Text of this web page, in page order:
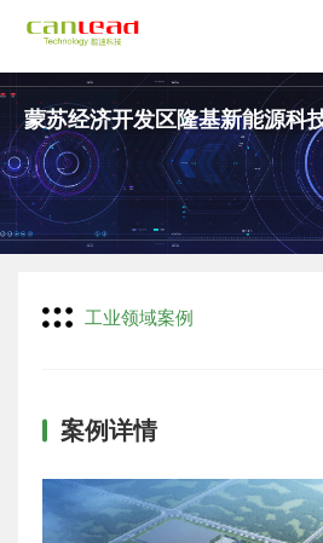
蒙苏经济开发区隆基新能源科
工业领域案例
案例详情